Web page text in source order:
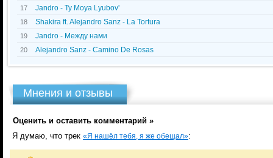
17 Jandro - Ty Moya Lyubov'
18 Shakira ft. Alejandro Sanz - La Tortura
19 Jandro - Между нами
20 Alejandro Sanz - Camino De Rosas
Мнения и отзывы
Оценить и оставить комментарий »
Я думаю, что трек «Я нашёл тебя, я же обещал»: